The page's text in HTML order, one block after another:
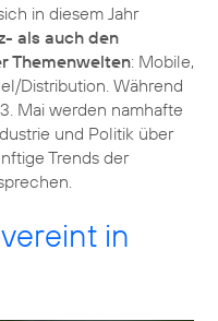
in diesem Jahr
als auch den
Themenwelten: Mobile,
Distribution. Während
Mai werden namhafte
und Politik über
Trends der
in